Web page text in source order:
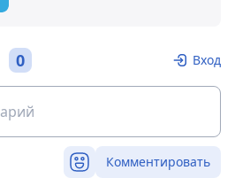
0 Вход
Комментировать